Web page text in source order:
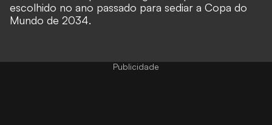
escolhido no ano passado para sediar a Copa do
Mundo de 2034.